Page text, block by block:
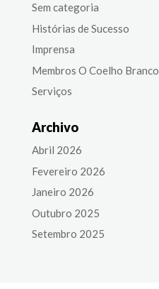
Sem categoria
Histórias de Sucesso
Imprensa
Membros O Coelho Branco
Serviços
Archivo
Abril 2026
Fevereiro 2026
Janeiro 2026
Outubro 2025
Setembro 2025